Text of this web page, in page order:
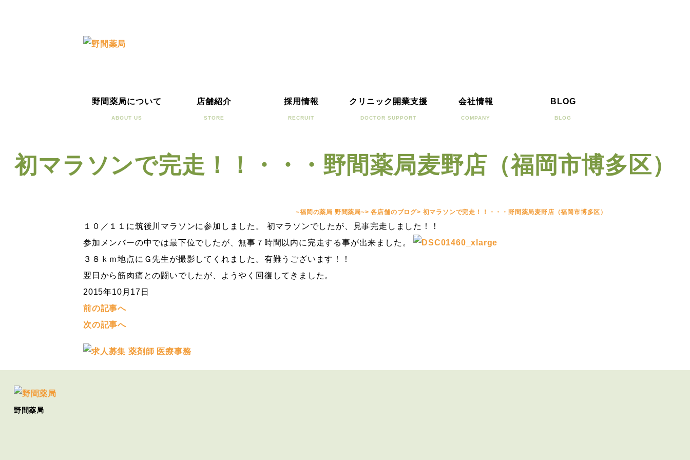
野間薬局について
ABOUT US
店舗紹介
STORE
採用情報
RECRUIT
クリニック開業支援
DOCTOR SUPPORT
会社情報
COMPANY
BLOG
BLOG
初マラソンで完走！！・・・野間薬局麦野店（福岡市博多区）
~福岡の薬局 野間薬局~>各店舗のブログ> 初マラソンで完走！！・・・野間薬局麦野店（福岡市博多区）
１０／１１に筑後川マラソンに参加しました。 初マラソンでしたが、見事完走しました！！
参加メンバーの中では最下位でしたが、無事７時間以内に完走する事が出来ました。
３８ｋｍ地点にＧ先生が撮影してくれました。有難うございます！！
翌日から筋肉痛との闘いでしたが、ようやく回復してきました。
2015年10月17日
前の記事へ
次の記事へ
野間薬局